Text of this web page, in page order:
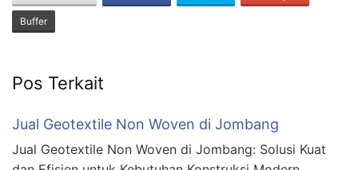
Buffer
Pos Terkait
Jual Geotextile Non Woven di Jombang
Jual Geotextile Non Woven di Jombang: Solusi Kuat